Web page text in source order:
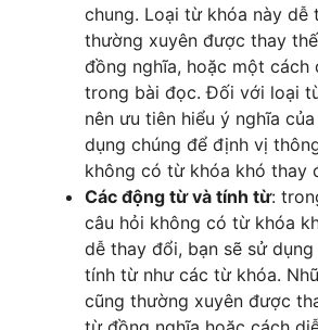
chung. Loại từ khóa này dễ
thường xuyên được thay
đồng nghĩa, hoặc một cách
trong bài đọc. Đối với loại
nên ưu tiên hiểu ý nghĩa
dụng chúng để định vị
không có từ khóa khó thay
Các động từ và tính từ:
câu hỏi không có từ khóa
dễ thay đổi, bạn sẽ sử
tính từ như các từ khóa.
cũng thường xuyên được